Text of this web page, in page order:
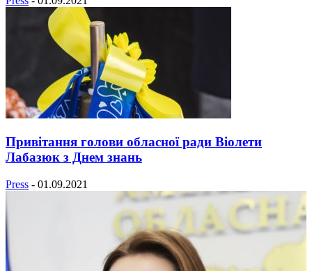
Привітання голови обласної ради Віолети
Лабазюк з Днем знань
Press - 01.09.2021